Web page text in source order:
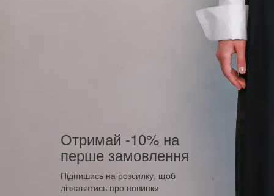
Отримай -10% на
перше замовлення
Підпишись на розсилку, щоб
дізнаватись про новинки